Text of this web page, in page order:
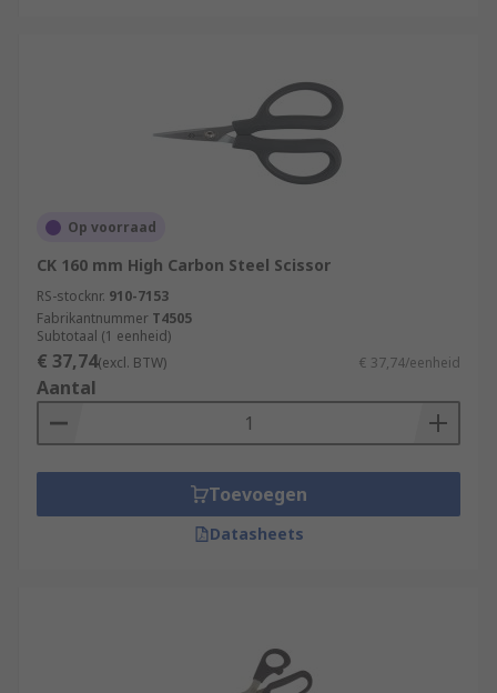
Op voorraad
CK 160 mm High Carbon Steel Scissor
RS-stocknr. 910-7153
Fabrikantnummer T4505
Subtotaal (1 eenheid)
€ 37,74(excl. BTW) € 37,74/eenheid
Aantal
Toevoegen
Datasheets